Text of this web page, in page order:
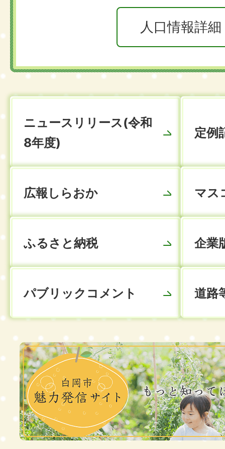
人口情報詳細
ニュースリリース(令和
8年度)
定例
広報しらおか マス
ふるさと納税 企業
パブリックコメント 道路